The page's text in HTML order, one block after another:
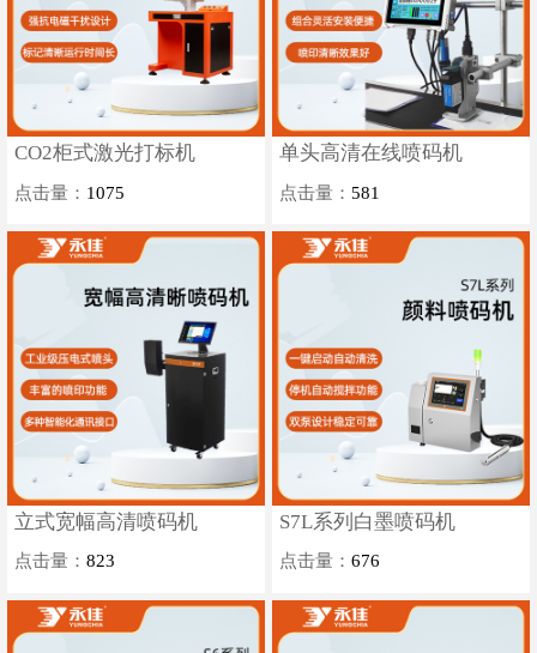
CO2柜式激光打标机
点击量： 1075
单头高清在线喷码机
点击量：581
立式宽幅高清喷码机
点击量：823
S7L系列白墨喷码机
点击量：676